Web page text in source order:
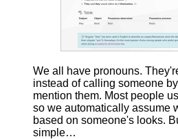
We all have pronouns.
instead of calling someone
mention them. Most people
so we automatically assume
based on someone's looks.
simple…